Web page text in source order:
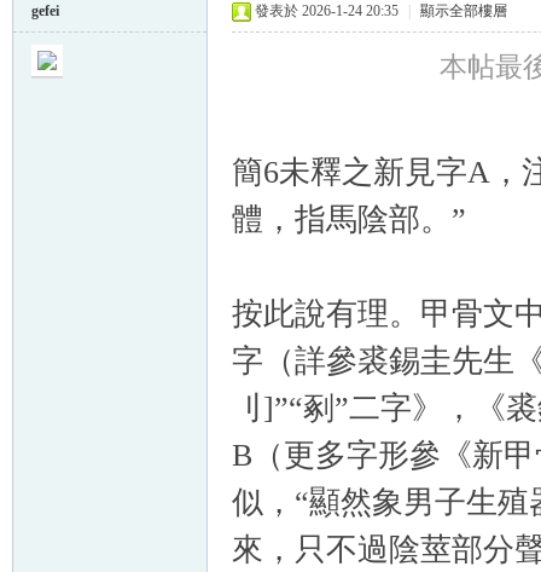
gefei 發表於 2026-1-24 20:35 顯示全部樓層
本帖最
簡6未釋之新見字A，
體，指馬陰部。”
按此說有理。甲骨文
字（詳參裘錫圭先生
刂]”“剢”二字》，《
B（更多字形參《新
似，“顯然象男子生
來，只不過陰莖部分